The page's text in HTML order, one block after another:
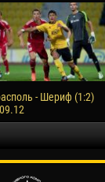
- Шериф (1:2)